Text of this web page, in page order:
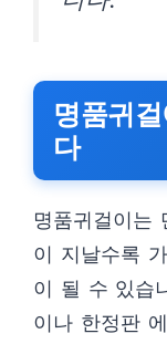
명품귀
다
명품귀걸이는
이 지날수록
이 될 수 있습
이나 한정판